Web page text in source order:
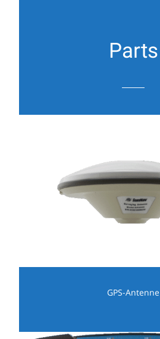
Parts
GPS-Antenne